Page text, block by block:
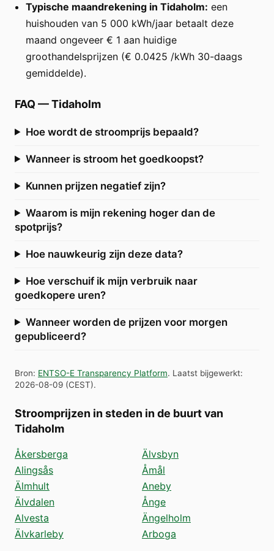
Typische maandrekening in Tidaholm: een
huishouden van 5 000 kWh/jaar betaalt deze
maand ongeveer € 1 aan huidige
groothandelsprijzen (€ 0.0425 /kWh 30-daags
gemiddelde).
FAQ —Tidaholm
Hoe wordt de stroomprijs bepaald?
Wanneer is stroom het goedkoopst?
Kunnen prijzen negatief zijn?
Waarom is mijn rekening hoger dan de
spotprijs?
Hoe nauwkeurig zijn deze data?
Hoe verschuif ik mijn verbruik naar
goedkopere uren?
Wanneer worden de prijzen voor morgen
gepubliceerd?
Bron: ENTSO-E Transparency Platform. Laatst bijgewerkt:
2026-08-09 (CEST).
Stroomprijzen in steden in de buurt van
Tidaholm
Åkersberga
Alingsås
Älmhult
Älvdalen
Alvesta
Älvkarleby
Älvsbyn
Åmål
Aneby
Ånge
Ängelholm
Arboga